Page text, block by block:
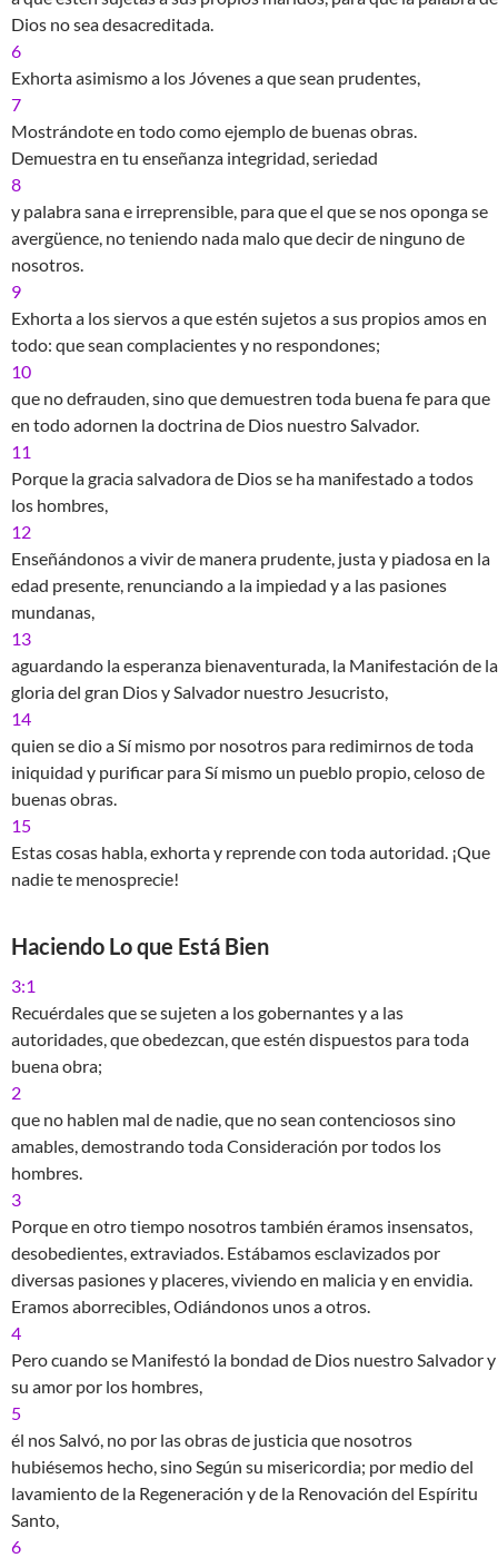
Dios no sea desacreditada.
6
Exhorta asimismo a los Jóvenes a que sean prudentes,
7
Mostrándote en todo como ejemplo de buenas obras.
Demuestra en tu enseñanza integridad, seriedad
8
y palabra sana e irreprensible, para que el que se nos oponga se
avergüence, no teniendo nada malo que decir de ninguno de
nosotros.
9
Exhorta a los siervos a que estén sujetos a sus propios amos en
todo: que sean complacientes y no respondones;
10
que no defrauden, sino que demuestren toda buena fe para que
en todo adornen la doctrina de Dios nuestro Salvador.
11
Porque la gracia salvadora de Dios se ha manifestado a todos
los hombres,
12
Enseñándonos a vivir de manera prudente, justa y piadosa en la
edad presente, renunciando a la impiedad y a las pasiones
mundanas,
13
aguardando la esperanza bienaventurada, la Manifestación de la
gloria del gran Dios y Salvador nuestro Jesucristo,
14
quien se dio a Sí mismo por nosotros para redimirnos de toda
iniquidad y purificar para Sí mismo un pueblo propio, celoso de
buenas obras.
15
Estas cosas habla, exhorta y reprende con toda autoridad. ¡Que
nadie te menosprecie!
Haciendo Lo que Está Bien
3:1
Recuérdales que se sujeten a los gobernantes y a las
autoridades, que obedezcan, que estén dispuestos para toda
buena obra;
2
que no hablen mal de nadie, que no sean contenciosos sino
amables, demostrando toda Consideración por todos los
hombres.
3
Porque en otro tiempo nosotros también éramos insensatos,
desobedientes, extraviados. Estábamos esclavizados por
diversas pasiones y placeres, viviendo en malicia y en envidia.
Eramos aborrecibles, Odiándonos unos a otros.
4
Pero cuando se Manifestó la bondad de Dios nuestro Salvador y
su amor por los hombres,
5
él nos Salvó, no por las obras de justicia que nosotros
hubiésemos hecho, sino Según su misericordia; por medio del
lavamiento de la Regeneración y de la Renovación del Espíritu
Santo,
6